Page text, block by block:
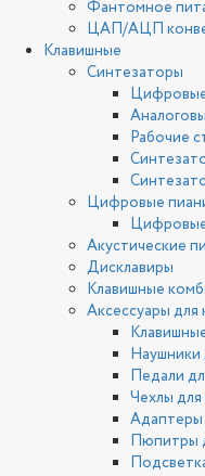
Фантомное
ЦАП/АЦП
Клавишные
Синтезаторы
Рабочие
Цифровые
Акустические
Дисклавиры
Клавишные
Аксессуары для
Наушники
Педали
Чехлы
Адаптеры
Пюпитры